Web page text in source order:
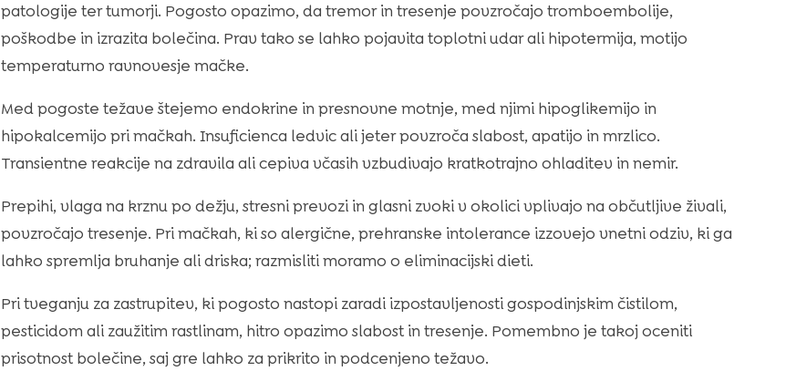
patologije ter tumorji. Pogosto opazimo, da tremor in tresenje povzročajo tromboembolije,
poškodbe in izrazita bolečina. Prav tako se lahko pojavita toplotni udar ali hipotermija, motijo
temperaturno ravnovesje mačke.
Med pogoste težave štejemo endokrine in presnovne motnje, med njimi hipoglikemijo in
hipokalcemijo pri mačkah. Insuficienca ledvic ali jeter povzroča slabost, apatijo in mrzlico.
Transientne reakcije na zdravila ali cepiva včasih vzbudivajo kratkotrajno ohladitev in nemir.
Prepihi, vlaga na krznu po dežju, stresni prevozi in glasni zvoki v okolici vplivajo na občutljive živali,
povzročajo tresenje. Pri mačkah, ki so alergične, prehranske intolerance izzovejo vnetni odziv, ki ga
lahko spremlja bruhanje ali driska; razmisliti moramo o eliminacijski dieti.
Pri tveganju za zastrupitev, ki pogosto nastopi zaradi izpostavljenosti gospodinjskim čistilom,
pesticidom ali zaužitim rastlinam, hitro opazimo slabost in tresenje. Pomembno je takoj oceniti
prisotnost bolečine, saj gre lahko za prikrito in podcenjeno težavo.